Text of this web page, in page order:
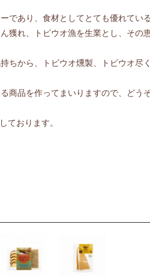
であり、食材としてとても優れてい
獲れ、トビウオ漁を生業とし、その
ちから、トビウオ燻製、トビウオ尽
商品を作ってまいりますので、どう
ております。